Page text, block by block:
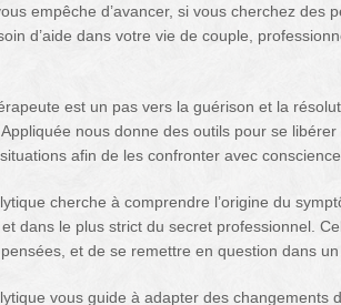
empêche d’avancer, si vous cherchez des
d’aide dans votre vie de couple,
est un pas vers la guérison et la
nous donne des outils pour se
afin de les confronter avec conscience.
cherche à comprendre l’origine du
dans le plus strict du secret professionnel.
et de se remettre en question dans
vous guide à adapter des changements